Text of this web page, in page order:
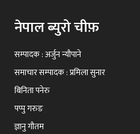
नेपाल ब्युरो चीफ़
सम्पादक : अर्जुन न्यौपाने
समाचार सम्पादक : प्रमिला सुनार
बिनिता पनेरु
पप्पु गरुङ
ज्ञानु गौतम